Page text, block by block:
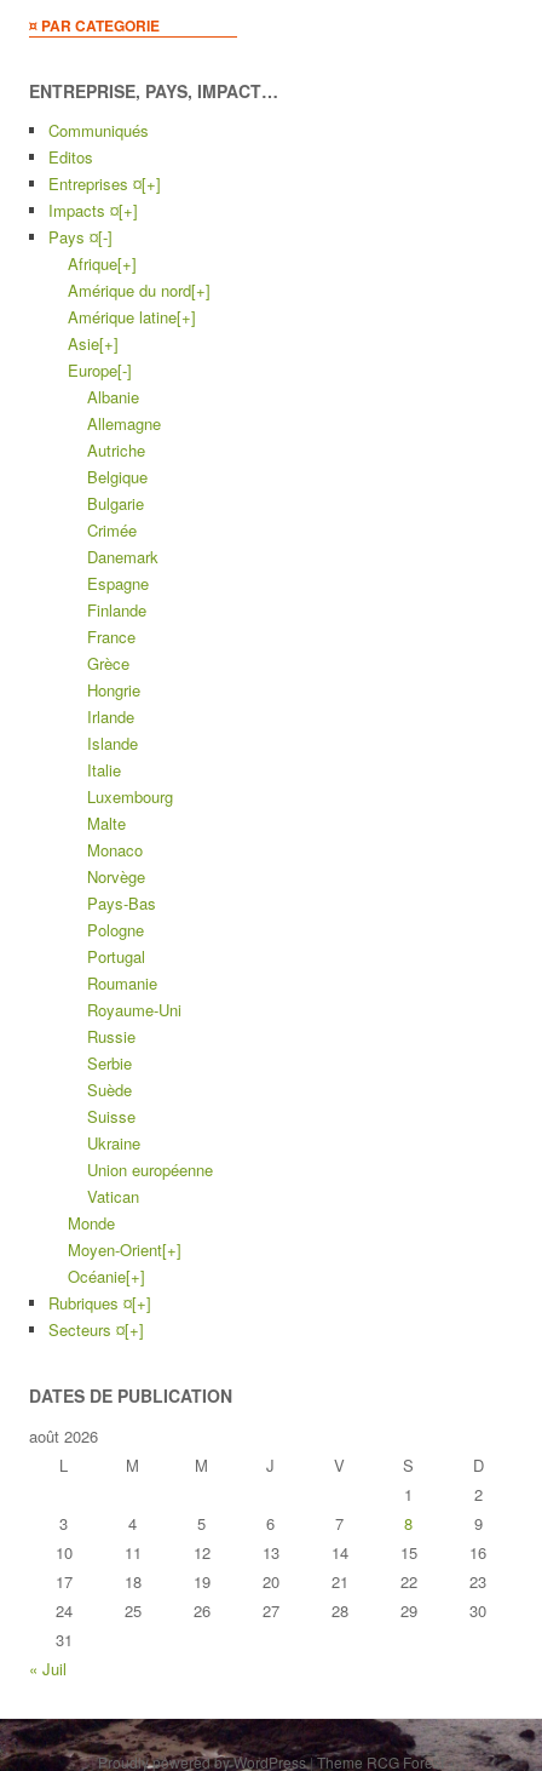
¤ PAR CATEGORIE
ENTREPRISE, PAYS, IMPACT…
Communiqués
Editos
Entreprises ¤[+]
Impacts ¤[+]
Pays ¤[-]
Afrique[+]
Amérique du nord[+]
Amérique latine[+]
Asie[+]
Europe[-]
Albanie
Allemagne
Autriche
Belgique
Bulgarie
Crimée
Danemark
Espagne
Finlande
France
Grèce
Hongrie
Irlande
Islande
Italie
Luxembourg
Malte
Monaco
Norvège
Pays-Bas
Pologne
Portugal
Roumanie
Royaume-Uni
Russie
Serbie
Suède
Suisse
Ukraine
Union européenne
Vatican
Monde
Moyen-Orient[+]
Océanie[+]
Rubriques ¤[+]
Secteurs ¤[+]
DATES DE PUBLICATION
août 2026
L
M M J V S
D
1
2
3
4 5 6 7 8
9
10
11 12 13 14 15
16
17
18 19 20 21 22
23
24
25 26 27 28 29
30
31
« Juil
Proudly powered by WordPress|Theme RCG Forest